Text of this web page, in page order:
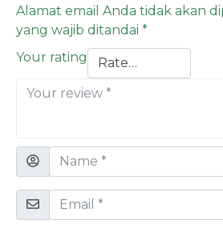
Alamat email Anda tidak akan
yang wajib ditandai *
Your rating